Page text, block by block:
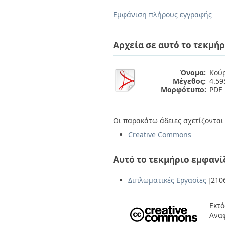
Εμφάνιση πλήρους εγγραφής
Αρχεία σε αυτό το
Όνομα:
Μέγεθος:
Μορφότυπο: PDF
Οι παρακάτω άδειες
Creative Commons
Αυτό το τεκμήριο
Διπλωματικές Εργασίες